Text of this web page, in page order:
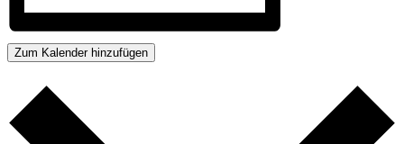
Zum Kalender hinzufügen